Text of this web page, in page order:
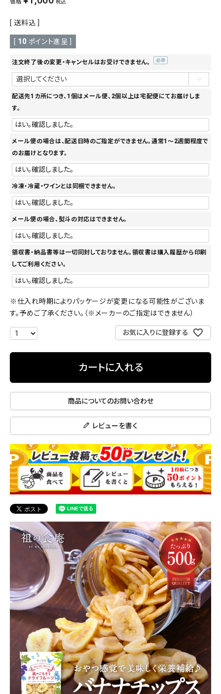
価格 税込
送料込
[ 10 ポイント進呈 ]
注文終了後の変更・キャンセルはお受けできません。
配送先1カ所につき、1個はメール便、2個以上は宅配便にてお届けしま
す。
メール便の場合は、配送日時のご指定ができません。通常1～2週間程度で
のお届けとなります。
冷凍・冷蔵・ワインとは同梱できません。
メール便の場合、熨斗の対応はできません。
領収書・納品書等は一切同封しておりません。領収書は購入履歴から印刷
してご利用ください。
※仕入れ時期によりパッケージが変更になる可能性がございま
す。予めご了承ください。（※メーカーのご指定はできません）
お気に入りに登録する
カートに入れる
商品についてのお問い合わせ
レビューを書く